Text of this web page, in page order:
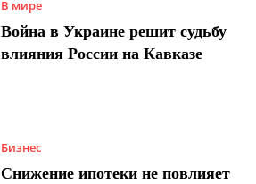
В мире
Война в Украине решит судьбу
влияния России на Кавказе
Бизнес
Снижение ипотеки не повлияет